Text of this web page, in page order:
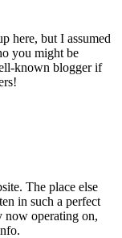
here, but I assumed
you might be
known blogger if
The place else
in such a perfect
now operating on,